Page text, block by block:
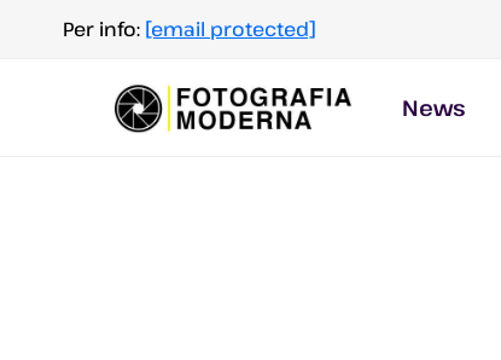
contenuto
Per info: [email protected]
News